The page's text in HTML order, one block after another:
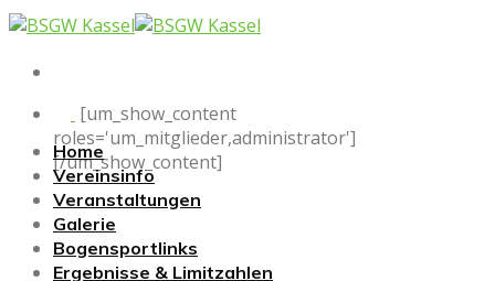
Skip
content
[um_show_content
roles='um_mitglieder,administrator']
[/um_show_content]
Home
Vereinsinfo
Veranstaltungen
Galerie
Bogensportlinks
Ergebnisse & Limitzahlen